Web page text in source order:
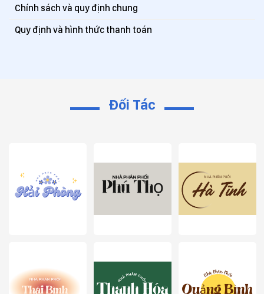
Chính sách và quy định chung
Quy định và hình thức thanh toán
Đối Tác